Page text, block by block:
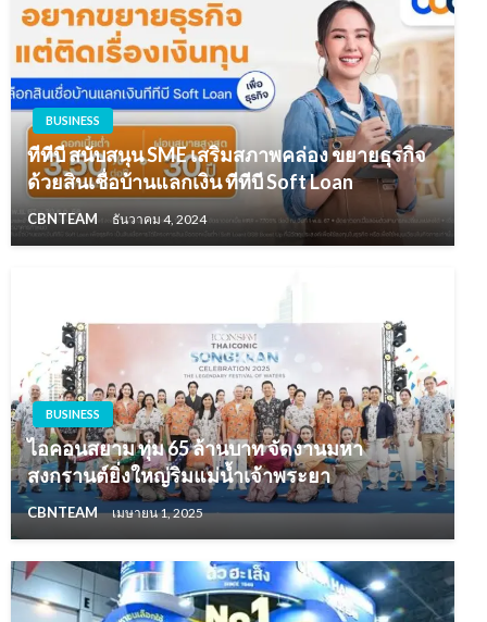
BUSINESS
ทีทีบี สนับสนุน SME เสริมสภาพคล่อง ขยายธุรกิจ
ด้วยสินเชื่อบ้านแลกเงิน ทีทีบี Soft Loan
CBNTEAM ธันวาคม 4, 2024
BUSINESS
ไอคอนสยาม ทุ่ม 65 ล้านบาท จัดงานมหา
สงกรานต์ยิ่งใหญ่ริมแม่น้ำเจ้าพระยา
CBNTEAM เมษายน 1, 2025